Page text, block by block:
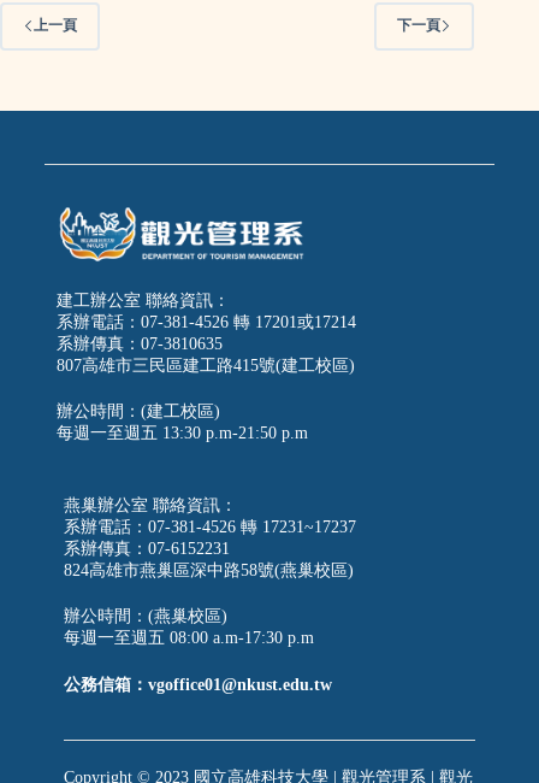
上一頁 下一頁
建工辦公室 聯絡資訊：
系辦電話：07-381-4526 轉 17201或17214
系辦傳真：07-3810635
807高雄市三民區建工路415號(建工校區)
辦公時間：(建工校區)
每週一至週五 13:30 p.m-21:50 p.m
燕巢辦公室 聯絡資訊：
系辦電話：07-381-4526 轉 17231~17237
系辦傳真：07-6152231
824高雄市燕巢區深中路58號(燕巢校區)
辦公時間：(燕巢校區)
每週一至週五 08:00 a.m-17:30 p.m
公務信箱：vgoffice01@nkust.edu.tw
Copyright © 2023 國立高雄科技大學 | 觀光管理系 | 觀光